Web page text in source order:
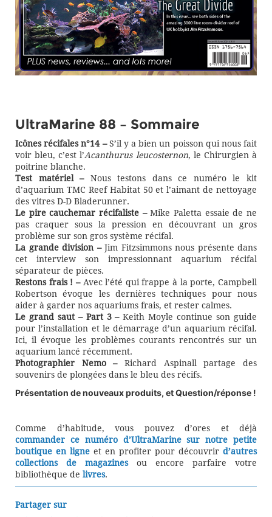
UltraMarine 88 – Sommaire
Icônes récifales n°14 –S’il y a bien un poisson qui nous fait
voir bleu, c’est l’Acanthurus leucosternon, le Chirurgien à
poitrine blanche.
Test matériel –Nous testons dans ce numéro le kit
d’aquarium TMC Reef Habitat 50 et l’aimant de nettoyage
des vitres D-D Bladerunner.
Le pire cauchemar récifaliste –Mike Paletta essaie de ne
pas craquer sous la pression en découvrant un gros
problème sur son gros système récifal.
La grande division –Jim Fitzsimmons nous présente dans
cet interview son impressionnant aquarium récifal
séparateur de pièces.
Restons frais ! –Avec l’été qui frappe à la porte, Campbell
Robertson évoque les dernières techniques pour nous
aider à garder nos aquariums frais, et rester calmes.
Le grand saut – Part 3 –Keith Moyle continue son guide
pour l’installation et le démarrage d’un aquarium récifal.
Ici, il évoque les problèmes courants rencontrés sur un
aquarium lancé récemment.
Photographier Nemo –Richard Aspinall partage des
souvenirs de plongées dans le bleu des récifs.
Présentation de nouveaux produits, et Question/réponse !
Comme d’habitude, vous pouvez d’ores et déjà
commander ce numéro d’UltraMarine sur notre petite
boutique en ligne et en profiter pour découvrir d’autres
collections de magazinesou encore parfaire votre
bibliothèque de livres.
Partager sur